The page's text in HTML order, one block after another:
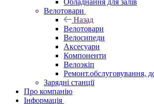
Обладнання для залів
Велотовари
Назад
Велотовари
Велосипеди
Аксесуари
Компоненти
Велоэкіп
Ремонт.обслуговування,
Зарядні станції
Про компанію
Інформація